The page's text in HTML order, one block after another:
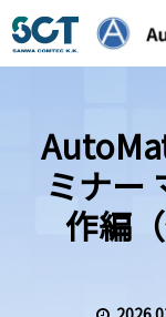
ミナー
作編